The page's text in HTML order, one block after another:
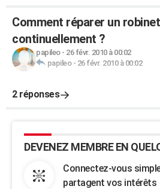
Comment réparer un
continuellement ?
papileo- 26 févr. 2010 à 00:02
papileo- 26 févr. 2010 à 00:02
2 réponses
DEVENEZ MEMBRE EN
Connectez-vous
partagent vos intérêts